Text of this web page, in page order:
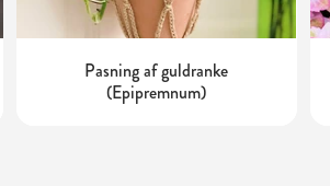
Pasning af guldranke
(Epipremnum)